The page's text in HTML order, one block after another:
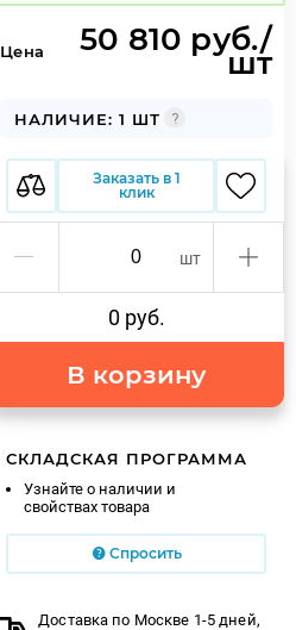
Цена 50 810 руб./
шт
НАЛИЧИЕ: 1 ШТ
Заказать в 1
клик
шт
0 руб.
В корзину
СКЛАДСКАЯ ПРОГРАММА
Узнайте о наличии и
свойствах товара
Спросить
Доставка по Москве 1-5 дней,